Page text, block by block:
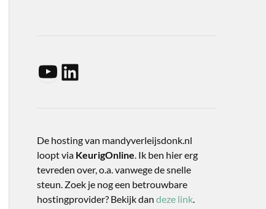
De hosting van mandyverleijsdonk.nl
loopt via KeurigOnline. Ik ben hier erg
tevreden over, o.a. vanwege de snelle
steun. Zoek je nog een betrouwbare
hostingprovider? Bekijk dan deze link.